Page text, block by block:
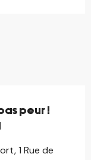
peur !
1 Rue de